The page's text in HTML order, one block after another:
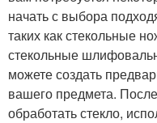
начать с выбора
таких как стекольные
стекольные
можете создать
вашего предмета.
обработать стекло,